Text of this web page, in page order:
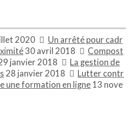
2020
Un arrêté pour cadr
30 avril 2018
Compost
janvier 2018
La gestion de
28 janvier 2018
Lutter contr
une formation en ligne 13 nove